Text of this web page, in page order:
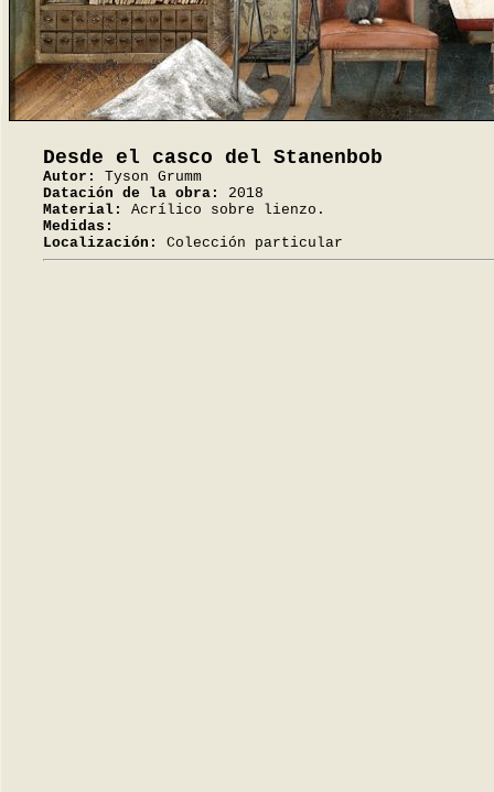
Desde el casco del Stanenbob
Autor:
Tyson Grumm
Datación de la obra:
2018
Material:
Acrílico sobre lienzo.
Medidas:
Localización:
Colección particular